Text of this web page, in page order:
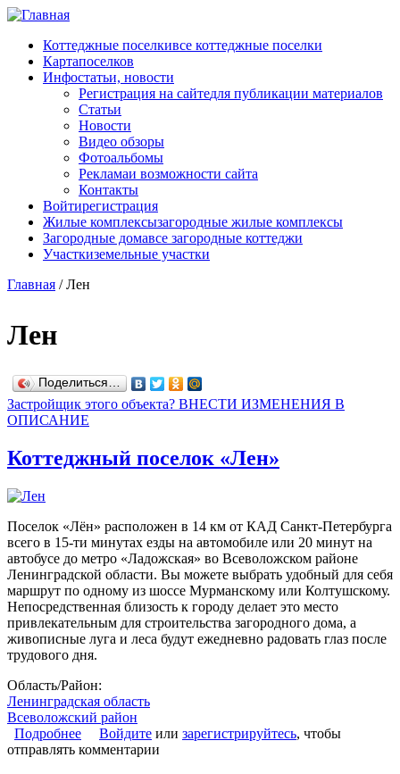
Перейти к основному содержанию
Коттеджные поселкивсе коттеджные поселки
Картапоселков
Инфостатьи, новости
Регистрация на сайтедля публикации материалов
Статьи
Новости
Видео обзоры
Фотоальбомы
Рекламаи возможности сайта
Контакты
Войтирегистрация
Жилые комплексызагородные жилые комплексы
Загородные домавсе загородные коттеджи
Участкиземельные участки
Главная /Лен
Лен
Поделиться…
Застройщик этого объекта? ВНЕСТИ ИЗМЕНЕНИЯ В
ОПИСАНИЕ
Коттеджный поселок «Лен»
Поселок «Лён» расположен в 14 км от КАД Санкт-Петербурга
всего в 15-ти минутах езды на автомобиле или 20 минут на
автобусе до метро «Ладожская» во Всеволожском районе
Ленинградской области. Вы можете выбрать удобный для себя
маршрут по одному из шоссе Мурманскому или Колтушскому.
Непосредственная близость к городу делает это место
привлекательным для строительства загородного дома, а
живописные луга и леса будут ежедневно радовать глаз после
трудового дня.
Область/Район:
Ленинградская область
Всеволожский район
Подробнее о Коттеджный поселок «Лен»
Войдите или зарегистрируйтесь, чтобы
отправлять комментарии